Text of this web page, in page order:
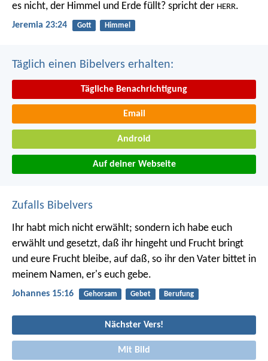
es nicht, der Himmel und Erde füllt? spricht der HERR.
Jeremia 23:24 Gott Himmel
Täglich einen Bibelvers erhalten:
Tägliche Benachrichtigung
Email
Android
Auf deiner Webseite
Zufalls Bibelvers
Ihr habt mich nicht erwählt; sondern ich habe euch
erwählt und gesetzt, daß ihr hingeht und Frucht bringt
und eure Frucht bleibe, auf daß, so ihr den Vater bittet in
meinem Namen, er's euch gebe.
Johannes 15:16 Gehorsam Gebet Berufung
Nächster Vers!
Mit Bild